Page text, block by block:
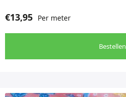
€13,95 Per meter
Bestellen